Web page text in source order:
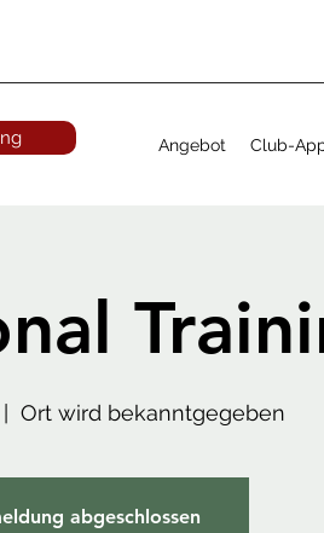
Angebot Club-
Ort wird bekanntgegeben
abgeschlossen